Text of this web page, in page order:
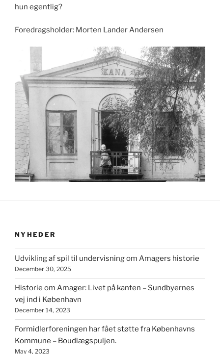
hun egentlig?
Foredragsholder: Morten Lander Andersen
NYHEDER
Udvikling af spil til undervisning om Amagers historie
December 30, 2025
Historie om Amager: Livet på kanten – Sundbyernes
vej ind i København
December 14, 2023
Formidlerforeningen har fået støtte fra Københavns
Kommune – Boudlægspuljen.
May 4, 2023